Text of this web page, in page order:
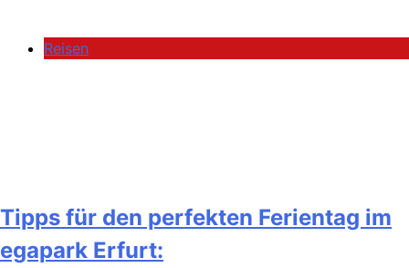
Reisen
Tipps für den perfekten Ferientag im
egapark Erfurt: